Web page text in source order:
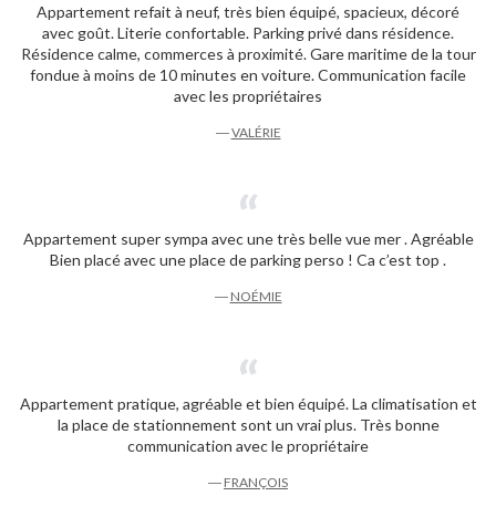
Appartement refait à neuf, très bien équipé, spacieux, décoré
avec goût. Literie confortable. Parking privé dans résidence.
Résidence calme, commerces à proximité. Gare maritime de la tour
fondue à moins de 10 minutes en voiture. Communication facile
avec les propriétaires
―VALÉRIE
Appartement super sympa avec une très belle vue mer . Agréable
Bien placé avec une place de parking perso ! Ca c’est top .
― NOÉMIE
Appartement pratique, agréable et bien équipé. La climatisation et
la place de stationnement sont un vrai plus. Très bonne
communication avec le propriétaire
― FRANÇOIS